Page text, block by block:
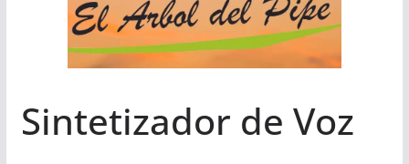
Sintetizador de Voz